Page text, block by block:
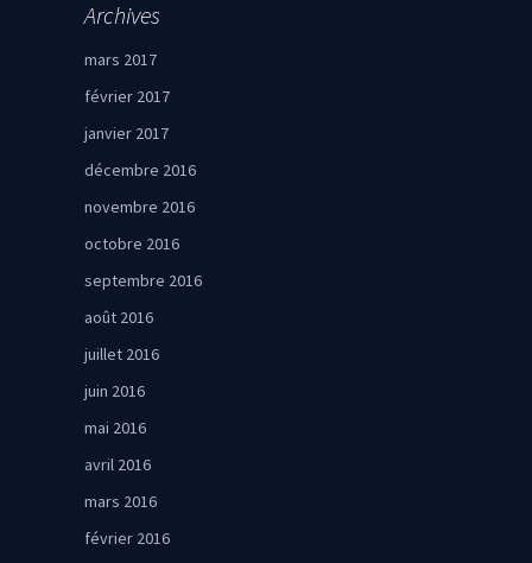
Archives
mars 2017
février 2017
janvier 2017
décembre 2016
novembre 2016
octobre 2016
septembre 2016
août 2016
juillet 2016
juin 2016
mai 2016
avril 2016
mars 2016
février 2016